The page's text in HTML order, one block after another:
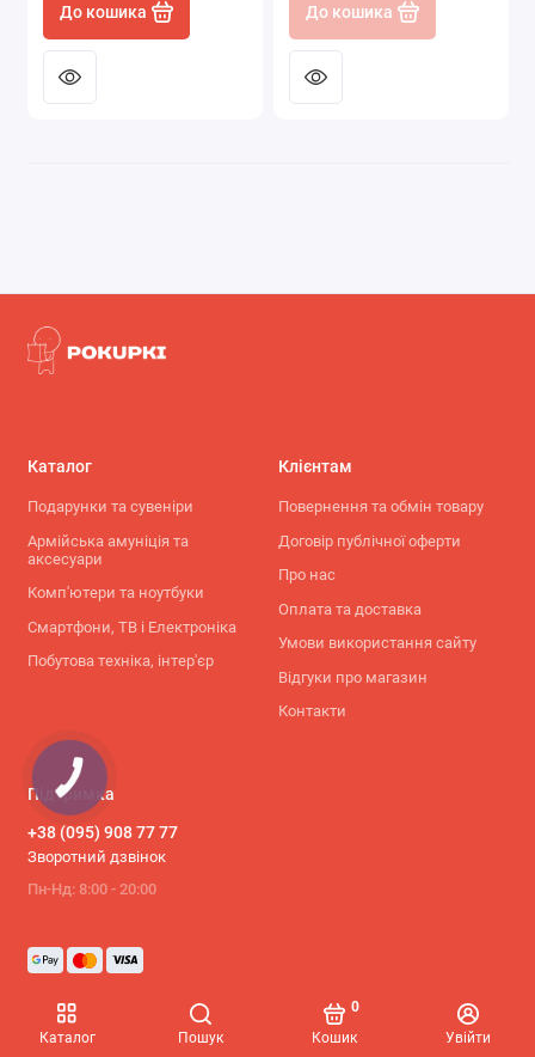
Каталог Пошук Кошик
0
Увійти
До кошика До кошика
Каталог
Подарунки та сувеніри
Армійська амуніція та
аксесуари
Комп'ютери та ноутбуки
Смартфони, ТВ і Електроніка
Побутова техніка, інтер'єр
Клієнтам
Повернення та обмін товару
Договір публічної оферти
Про нас
Оплата та доставка
Умови використання сайту
Відгуки про магазин
Контакти
Підтримка
+38 (095) 908 77 77
Зворотний дзвінок
Пн-Нд: 8:00 - 20:00
КНОПКА
СВЯЗИ